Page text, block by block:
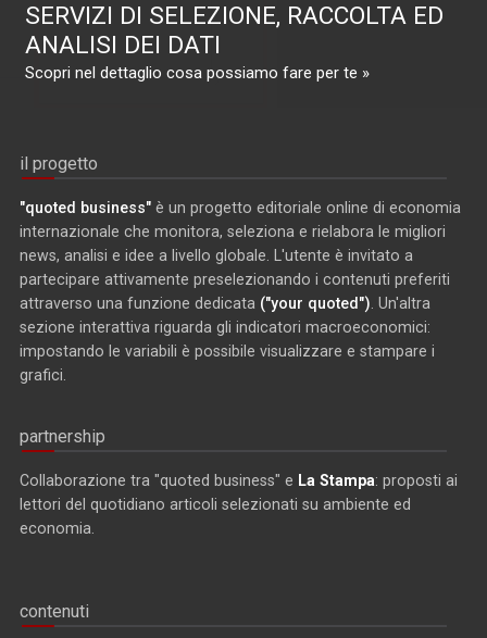
SERVIZI DI SELEZIONE, RACCOLTA ED
ANALISI DEI DATI
Scopri nel dettaglio cosa possiamo fare per te »
il progetto
"quoted business" è un progetto editoriale online di economia
internazionale che monitora, seleziona e rielabora le migliori
news, analisi e idee a livello globale. L'utente è invitato a
partecipare attivamente preselezionando i contenuti preferiti
attraverso una funzione dedicata ("your quoted") . Un'altra
sezione interattiva riguarda gli indicatori macroeconomici:
impostando le variabili è possibile visualizzare e stampare i
grafici.
partnership
Collaborazione tra "quoted business" e La Stampa: proposti ai
lettori del quotidiano articoli selezionati su ambiente ed
economia.
contenuti